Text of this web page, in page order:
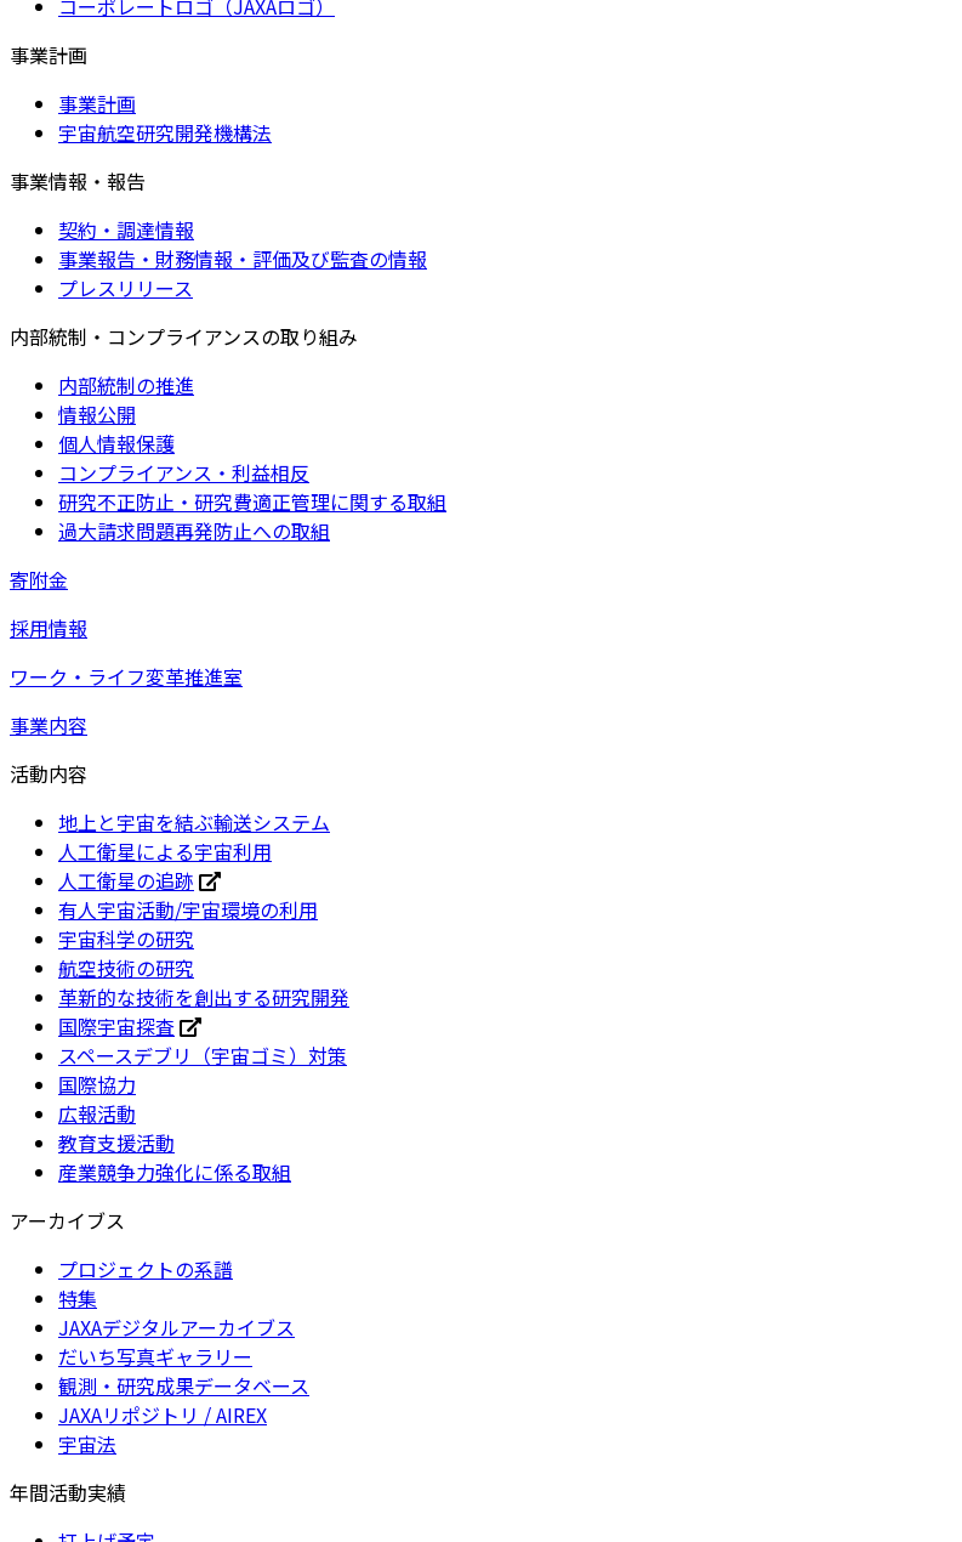
コーポレートロゴ（JAXAロゴ）
事業計画
事業計画
宇宙航空研究開発機構法
事業情報・報告
契約・調達情報
事業報告・財務情報・評価及び監査の情報
プレスリリース
内部統制・コンプライアンスの取り組み
内部統制の推進
情報公開
個人情報保護
コンプライアンス・利益相反
研究不正防止・研究費適正管理に関する取組
過大請求問題再発防止への取組
寄附金
採用情報
ワーク・ライフ変革推進室
事業内容
活動内容
地上と宇宙を結ぶ輸送システム
人工衛星による宇宙利用
人工衛星の追跡
有人宇宙活動/宇宙環境の利用
宇宙科学の研究
航空技術の研究
革新的な技術を創出する研究開発
国際宇宙探査
スペースデブリ（宇宙ゴミ）対策
国際協力
広報活動
教育支援活動
産業競争力強化に係る取組
アーカイブス
プロジェクトの系譜
特集
JAXAデジタルアーカイブス
だいち写真ギャラリー
観測・研究成果データベース
JAXAリポジトリ / AIREX
宇宙法
年間活動実績